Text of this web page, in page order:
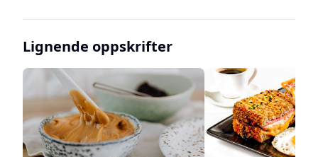
Lignende oppskrifter